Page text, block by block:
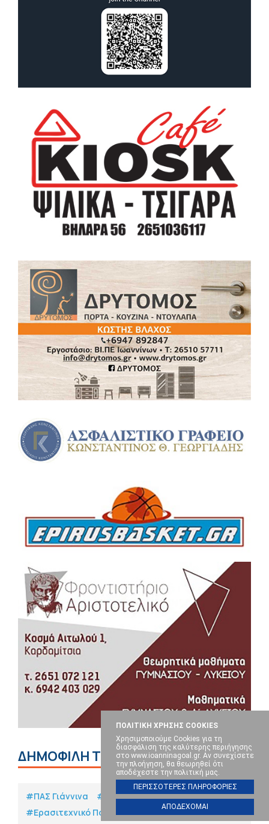
ΠΟΛΙΤΙΚΗ ΧΡΗΣΗΣ COOKIES
Χρησιμοποιούμε Cookies για τη
διασφάλιση της καλύτερης περιήγησης
στο www.ioanninagoal.gr. Αν συνεχίσετε
την πλοήγηση, θα θεωρηθεί ότι
αποδέχεστε την πολιτική μας.
ΠΕΡΙΣΣΟΤΕΡΕΣ ΠΛΗΡΟΦΟΡΙΕΣ
ΑΠΟΔΕΧΟΜΑΙ
ΔΗΜΟΦΙΛΗ TAGS
#ΠΑΣ Γιάννινα
#Κύπελλο Ελλάδας
#Eρασιτεχνικό Ποδόσφαιρο
#Μπάσκετ